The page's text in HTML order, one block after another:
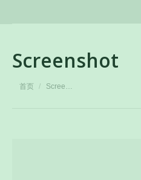
Screenshot
您在这里：
首页 Scree…